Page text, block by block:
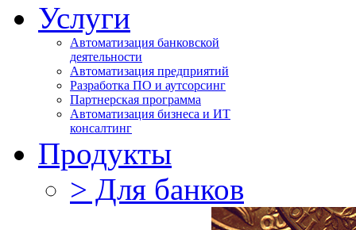
Услуги
Автоматизация банковской
деятельности
Автоматизация предприятий
Разработка ПО и аутсорсинг
Партнерская программа
Автоматизация бизнеса и ИТ
консалтинг
Продукты
> Для банков